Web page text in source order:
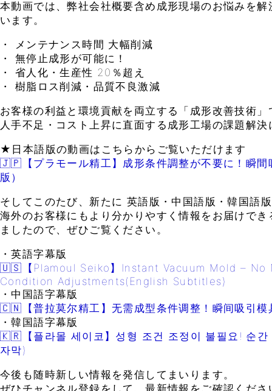
本動画では、弊社会社概要含め成形現場のお悩みを
います。
・ メンテナンス時間 大幅削減
・ 無停止成形が可能に！
・ 省人化・生産性 20％超え
・ 樹脂ロス削減・品質不良激減
お客様の利益と環境貢献を両立する「成形改善技術」
人手不足・コスト上昇に直面する成形工場の課題解
★日本語版の動画はこちらからご覧いただけます
🇯🇵【プラモール精工】成形条件調整が不要に！瞬間
版）
そしてこのたび、新たに 英語版・中国語版・韓国語
海外のお客様にもより分かりやすく情報をお届けで
ましたので、ぜひご覧ください。
・英語字幕版
🇺🇸【Plamoul Seiko】Instant Vacuum Mold –
Condition Adjustments(English Subtitles)
・中国語字幕版
🇨🇳【普拉莫尔精工】无需成型条件调整！瞬间吸引模
・韓国語字幕版
🇰🇷【플라몰 세이코】성형 조건 조정이 불필요! 순간
자막)
今後も随時新しい情報を発信してまいります。
ぜひチャンネル登録をして、最新情報をご確認くださ